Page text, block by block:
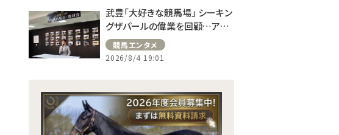
武豊「大好きな競馬場」 シーキン
グザパールの偉業を回顧…アス
コット、ドーヴィルへの思い語る
競馬エンタメ
2026/8/4 19:01